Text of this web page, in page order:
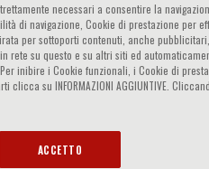
from
necessari a consentire la
di navigazione, Cookie di prestazione per
per sottoporti contenuti, anche
rete su questo e su altri siti ed
inibire i Cookie funzionali, i Cookie di
su INFORMAZIONI AGGIUNTIVE.
ACCETTO